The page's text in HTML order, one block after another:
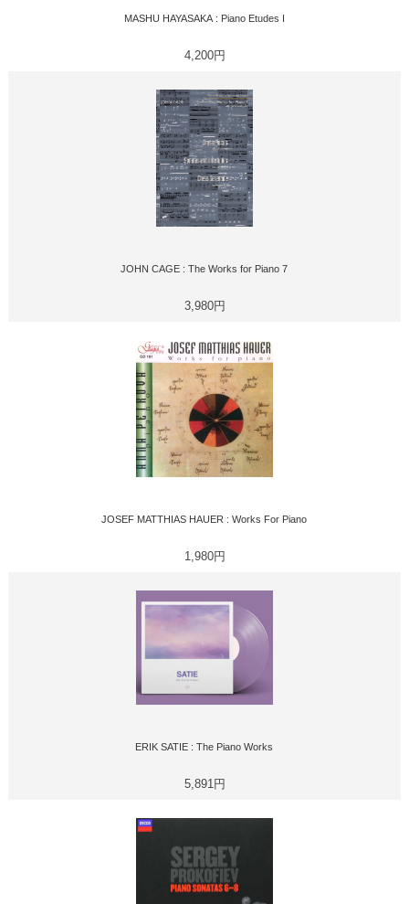
MASHU HAYASAKA : Piano Etudes I
4,200円
JOHN CAGE : The Works for Piano 7
3,980円
JOSEF MATTHIAS HAUER : Works For Piano
1,980円
ERIK SATIE : The Piano Works
5,891円